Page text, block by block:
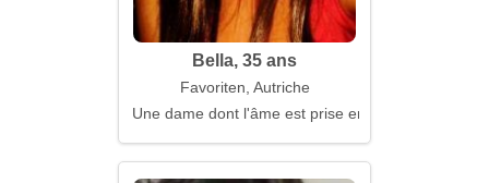
Bella, 35 ans
Favoriten, Autriche
Une dame dont l'âme est prise en charge